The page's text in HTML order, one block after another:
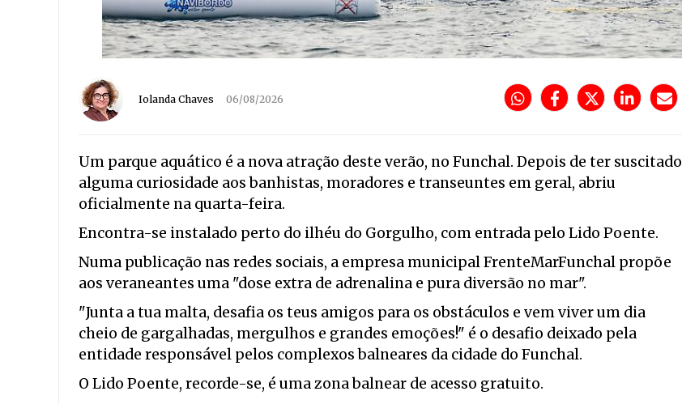
Iolanda Chaves 06/08/2026
Um parque aquático é a nova atração deste verão, no Funchal. Depois de ter suscitado
alguma curiosidade aos banhistas, moradores e transeuntes em geral, abriu
oficialmente na quarta-feira.
Encontra-se instalado perto do ilhéu do Gorgulho, com entrada pelo Lido Poente.
Numa publicação nas redes sociais, a empresa municipal FrenteMarFunchal propõe
aos veraneantes uma "dose extra de adrenalina e pura diversão no mar".
"Junta a tua malta, desafia os teus amigos para os obstáculos e vem viver um dia
cheio de gargalhadas, mergulhos e grandes emoções!" é o desafio deixado pela
entidade responsável pelos complexos balneares da cidade do Funchal.
O Lido Poente, recorde-se, é uma zona balnear de acesso gratuito.